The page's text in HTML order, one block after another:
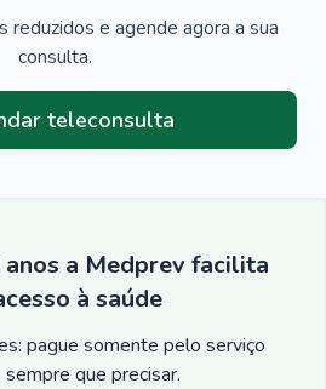
e agende agora a sua
consulta.
teleconsulta
anos a Medprev facilita
à saúde
pague somente pelo serviço
sempre que precisar.